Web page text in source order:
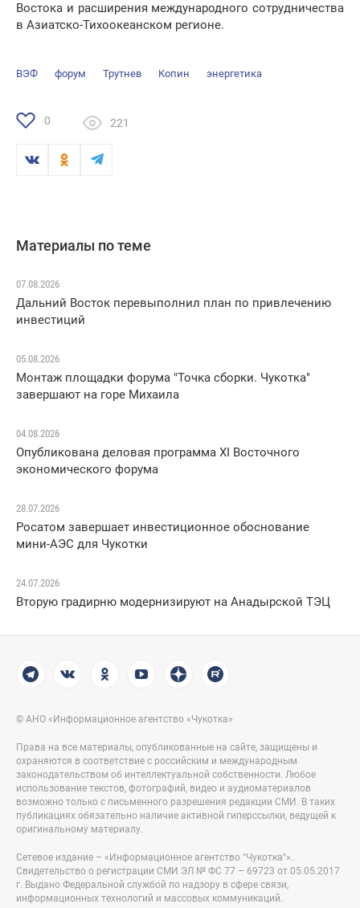
Востока и расширения международного сотрудничества
в Азиатско-Тихоокеанском регионе.
ВЭФ форум Трутнев Копин энергетика
0 221
Материалы по теме
07.08.2026
Дальний Восток перевыполнил план по привлечению
инвестиций
05.08.2026
Монтаж площадки форума "Точка сборки. Чукотка"
завершают на горе Михаила
04.08.2026
Опубликована деловая программа XI Восточного
экономического форума
28.07.2026
Росатом завершает инвестиционное обоснование
мини-АЭС для Чукотки
24.07.2026
Вторую градирню модернизируют на Анадырской ТЭЦ
© АНО «Информационное агентство «Чукотка»
Права на все материалы, опубликованные на сайте, защищены и
охраняются в соответствие с российским и международным
законодательством об интеллектуальной собственности. Любое
использование текстов, фотографий, видео и аудиоматериалов
возможно только с письменного разрешения редакции СМИ. В таких
публикациях обязательно наличие активной гиперссылки, ведущей к
оригинальному материалу.
Сетевое издание – «Информационное агентство "Чукотка"».
Свидетельство о регистрации СМИ ЭЛ № ФС 77 – 69723 от 05.05.2017
г. Выдано Федеральной службой по надзору в сфере связи,
информационных технологий и массовых коммуникаций.